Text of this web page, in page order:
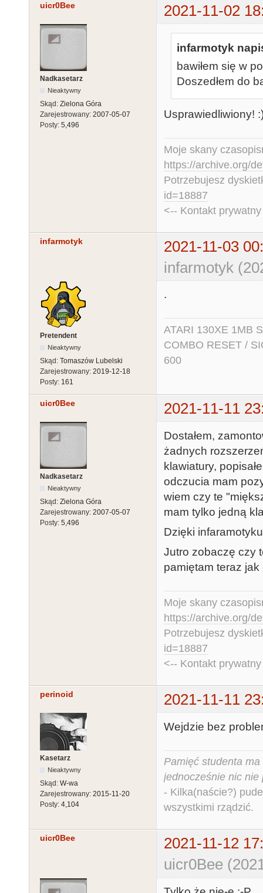
uicr0Bee 2021-11-02
Nadkasetarz
Nieaktywny
Skąd: Zielona Góra
Zarejestrowany: 2007-05-07
Posty: 5,496
infarmotyk
bawiłem się w
Doszedłem do
Usprawiedliwiony!
Moje skany
https://archive.org/
Potrzebujesz
id=18887
<-- Kontakt
infarmotyk
2021-11-03
infarmotyk
Pretendent
Nieaktywny
Skąd: Tomaszów Lubelski
Zarejestrowany: 2019-12-18
Posty: 161
.
ATARI 130XE 1MB
COMBO RESET /
600
uicr0Bee 2021-11-11
Nadkasetarz
Nieaktywny
Skąd: Zielona Góra
Zarejestrowany: 2007-05-07
Posty: 5,496
Dostałem,
żadnych
klawiatury,
odczucia mam
wiem czy te
mam tylko jedną
Dzięki
Jutro zobaczę czy
pamiętam teraz
Moje skany
https://archive.org/
Potrzebujesz
id=18887
<-- Kontakt
perinoid 2021-11-11
Kasetarz
Nieaktywny
Skąd: W-wa
Zarejestrowany: 2015-11-20
Posty: 4,104
Wejdzie bez
Pamięć studenta
jednocześnie nic nie
- Kilka(naście?)
wszystkimi rządzić.
uicr0Bee
2021-11-12
uicr0Bee